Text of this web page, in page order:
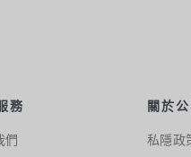
務
們
關於公
私隱政